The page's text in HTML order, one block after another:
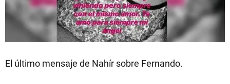
El último mensaje de Nahír sobre Fernando.